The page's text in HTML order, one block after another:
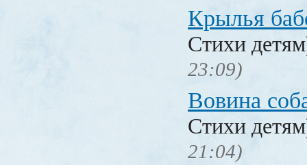
Крылья
Стихи
23:09)
Вовина
Стихи
21:04)